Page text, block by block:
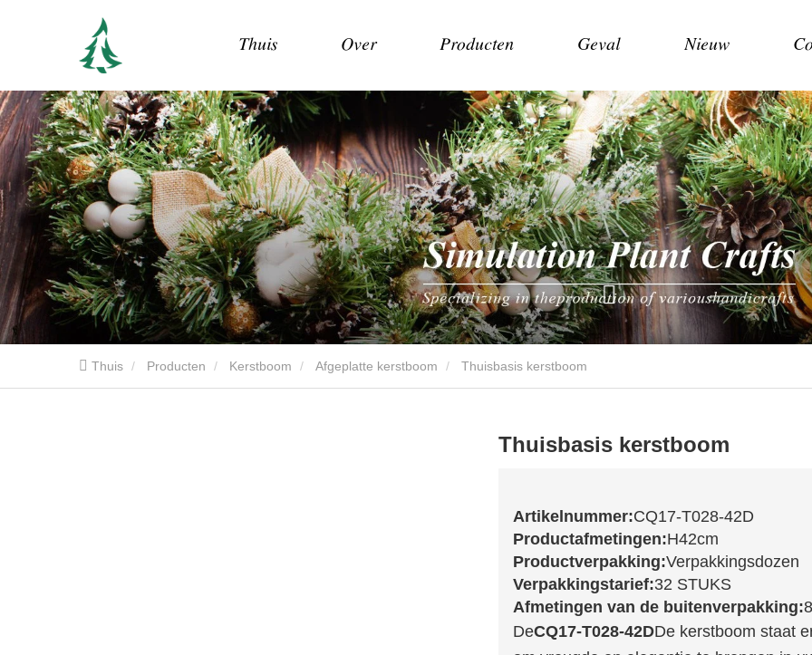
Thuis Over Producten Geval Nieuw
Thuis Producten Kerstboom Afgeplatte kerstboom Thuisbasis kerstboom
Thuisbasis kerstboom
Artikelnummer:CQ17-T028-42D
Productafmetingen:H42cm
Productverpakking:Verpakkingsdozen
Verpakkingstarief:32 STUKS
Afmetingen van de buitenverpakking:
DeCQ17-T028-42DDe kerstboom staat